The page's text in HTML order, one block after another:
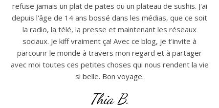
refuse jamais un plat de pates ou un plateau de sushis. J'ai
depuis l'âge de 14 ans bossé dans les médias, que ce soit
la radio, la télé, la presse et maintenant les réseaux
sociaux. Je kiff vraiment ça! Avec ce blog, je t'invite à
parcourir le monde à travers mon regard et à partager
avec moi toutes ces petites choses qui nous rendent la vie
si belle. Bon voyage.
Thia B.